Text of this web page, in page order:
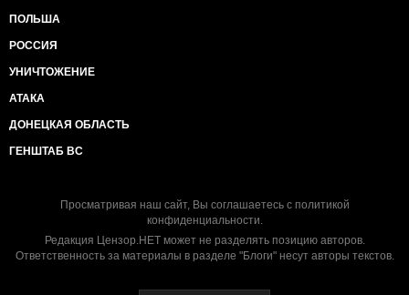
ПОЛЬША
РОССИЯ
УНИЧТОЖЕНИЕ
АТАКА
ДОНЕЦКАЯ ОБЛАСТЬ
ГЕНШТАБ ВС
Просматривая наш сайт, Вы соглашаетесь с политикой
конфиденциальности.
Редакция Цензор.НЕТ может не разделять позицию авторов.
Ответственность за материалы в разделе "Блоги" несут авторы текстов.